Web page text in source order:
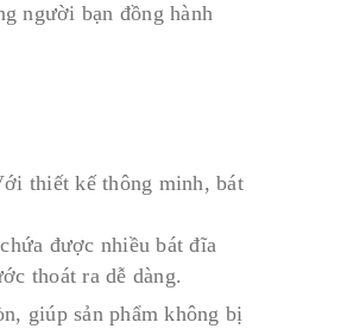
người bạn đồng hành
thiết kế thông minh, bát
được nhiều bát đĩa
thoát ra dễ dàng.
giúp sản phẩm không bị